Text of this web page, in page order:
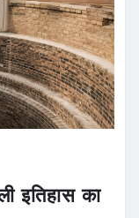
इतिहास का